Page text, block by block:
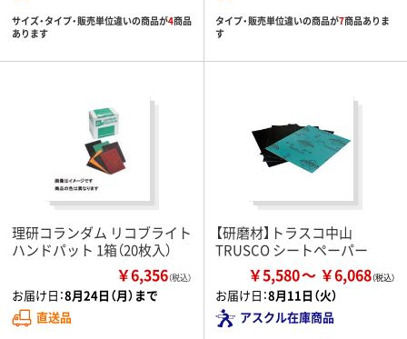
サイズ・タイプ・販売単位違いの商品が4商品
あります
タイプ・販売単位違いの商品が7商品ありま
す
理研コランダム リコブライト
ハンドパット 1箱（20枚入）
￥6,356（税込）
お届け日：8月24日（月）まで
直送品
【研磨材】トラスコ中山
TRUSCO シートペーパー
￥5,580 ￥6,068
お届け日：8月11日（火）
アスクル在庫商品